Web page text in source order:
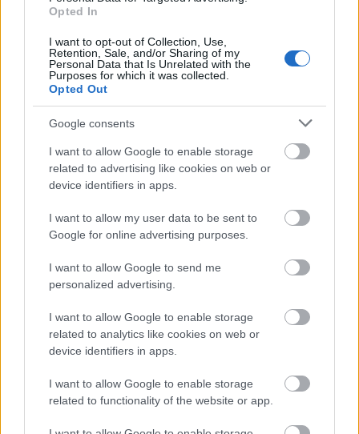
Opted In
I want to opt-out of Collection, Use,
Retention, Sale, and/or Sharing of my
Personal Data that Is Unrelated with the
Purposes for which it was collected.
Opted Out
Google consents
I want to allow Google to enable storage
related to advertising like cookies on web or
device identifiers in apps.
I want to allow my user data to be sent to
Google for online advertising purposes.
I want to allow Google to send me
personalized advertising.
I want to allow Google to enable storage
related to analytics like cookies on web or
device identifiers in apps.
I want to allow Google to enable storage
related to functionality of the website or app.
ΑΣΕΠ: Εξ αποστάσεως η πιο Εύκολη
μέρες
Μάθε πρώτος όλες τις σημαντικές
ειδήσεις.
Βάλε το proson.gr στα αποτελέσματα
ΑΣΕΠ: Νέος γραπτός διαγωνισμός -
Μόνιμοι στο υπουργείο Εξωτερικών